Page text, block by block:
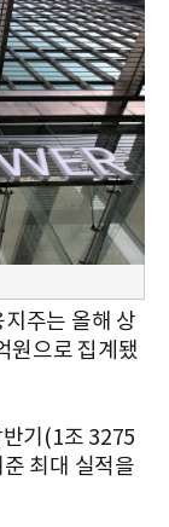
주는 올해 상
원으로 집계됐
기(1조 3275
최대 실적을